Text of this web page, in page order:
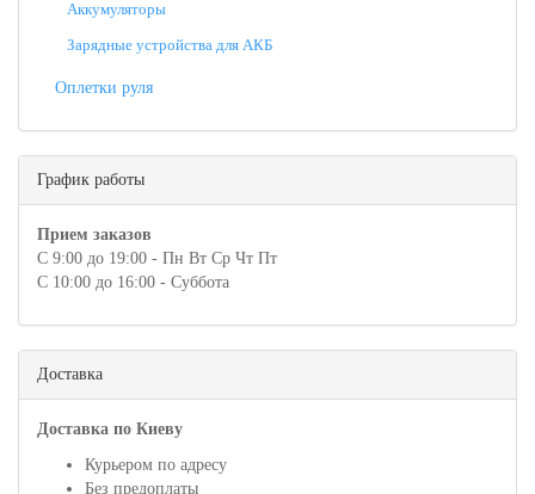
Аккумуляторы
Зарядные устройства для АКБ
Оплетки руля
График работы
Прием заказов
С 9:00 до 19:00 - Пн Вт Ср Чт Пт
С 10:00 до 16:00 - Суббота
Доставка
Доставка по Киеву
Курьером по адресу
Без предоплаты